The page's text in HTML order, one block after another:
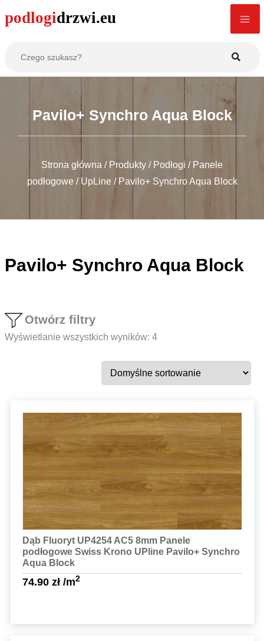
Pavilo+ Synchro Aqua Block
Strona główna / Produkty / Podłogi / Panele
podłogowe/ UpLine/ Pavilo+ Synchro Aqua Block
Pavilo+ Synchro Aqua Block
Otwórz filtry
Wyświetlanie wszystkich wyników: 4
Dąb Fluoryt UP4254 AC5 8mm Panele
podłogowe Swiss Krono UPline Pavilo+ Synchro
Aqua Block
74.90 zł/m2